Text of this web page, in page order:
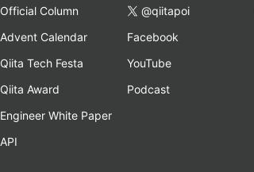
Official Column
Advent Calendar
Qiita Tech Festa
Qiita Award
Engineer White Paper
API
@qiitapoi
Facebook
YouTube
Podcast